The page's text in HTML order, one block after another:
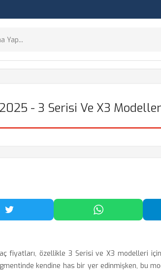
- 3 Serisi Ve X3
Twitter'da Paylaş WhatsApp'ta
fiyatları, özellikle 3 Serisi ve X3 modelleri
kendine has bir yer edinmişken, bu